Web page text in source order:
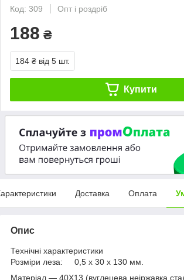
Код: 309
Опт і роздріб
188 ₴
184 ₴ від 5 шт.
Купити
Доставка Оплата
Опис
Технічні характеристики
Розміри леза: 0,5 х 30 х 130 мм.
Матеріал — 40Х13 (вуглецева неіржавка